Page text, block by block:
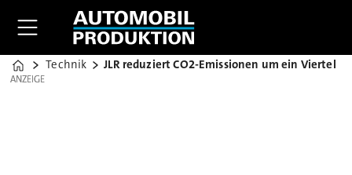
Home
Technik JLR reduziert CO2-Emissionen um ein Viertel
ANZEIGE
ANZEIGE